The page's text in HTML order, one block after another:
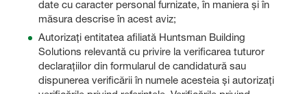
date cu caracter personal furnizate, în maniera și în
măsura descrise în acest aviz;
Autorizați entitatea afiliată Huntsman Building
Solutions relevantă cu privire la verificarea tuturor
declarațiilor din formularul de candidatură sau
dispunerea verificării în numele acesteia și autorizați